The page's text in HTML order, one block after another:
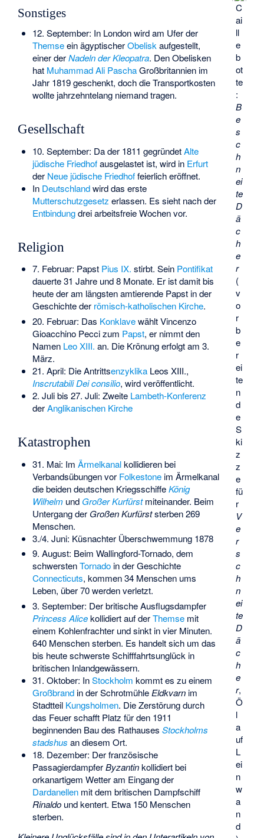
C
ai
ll
e
b
ot
te
:
B
e
s
c
h
n
ei
te
D
ä
c
h
e
r
(
v
o
r
b
e
r
ei
te
n
d
e
S
ki
z
z
e
fü
r
V
e
r
s
c
h
n
ei
te
D
ä
c
h
e
r,
Ö
l
a
uf
L
ei
n
w
a
n
d
Sonstiges
12. September: In London wird am Ufer der
Themseein ägyptischerObeliskaufgestellt,
einer derNadeln der Kleopatra. Den Obelisken
hat Muhammad Ali PaschaGroßbritannien im
Jahr 1819 geschenkt, doch die Transportkosten
wollte jahrzehntelang niemand tragen.
Gesellschaft
10. September: Da der 1811 gegründetAlte
jüdische Friedhofausgelastet ist, wird in Erfurt
der Neue jüdische Friedhoffeierlich eröffnet.
In Deutschlandwird das erste
Mutterschutzgesetz erlassen. Es sieht nach der
Entbindungdrei arbeitsfreie Wochen vor.
Religion
7. Februar: Papst Pius IX. stirbt. Sein Pontifikat
dauerte 31 Jahre und 8 Monate. Er ist damit bis
heute der am längsten amtierende Papst in der
Geschichte der römisch-katholischen Kirche.
20. Februar: Das Konklavewählt Vincenzo
Gioacchino Pecci zum Papst, er nimmt den
Namen Leo XIII. an. Die Krönung erfolgt am 3.
März.
21. April: Die AntrittsenzyklikaLeos XIII.,
Inscrutabili Dei consilio, wird veröffentlicht.
2. Juli bis 27. Juli: Zweite Lambeth-Konferenz
derAnglikanischen Kirche
Katastrophen
31. Mai: Im Ärmelkanalkollidieren bei
Verbandsübungen vor Folkestoneim Ärmelkanal
die beiden deutschen KriegsschiffeKönig
Wilhelm und Großer Kurfürstmiteinander. Beim
Untergang der Großen Kurfürststerben 269
Menschen.
3./4. Juni: Küsnachter Überschwemmung 1878
9. August: Beim Wallingford-Tornado, dem
schwerstenTornadoin der Geschichte
Connecticuts, kommen 34 Menschen ums
Leben, über 70 werden verletzt.
3. September: Der britische Ausflugsdampfer
Princess Alicekollidiert auf derThemsemit
einem Kohlenfrachter und sinkt in vier Minuten.
640 Menschen sterben. Es handelt sich um das
bis heute schwerste Schifffahrtsunglück in
britischen Inlandgewässern.
31. Oktober: InStockholm kommt es zu einem
Großbrandin der Schrotmühle Eldkvarnim
Stadtteil Kungsholmen. Die Zerstörung durch
das Feuer schafft Platz für den 1911
beginnenden Bau des Rathauses Stockholms
stadshus an diesem Ort.
18. Dezember: Der französische
PassagierdampferByzantinkollidiert bei
orkanartigem Wetter am Eingang der
Dardanellenmit dem britischen Dampfschiff
Rinaldound kentert. Etwa 150 Menschen
sterben.